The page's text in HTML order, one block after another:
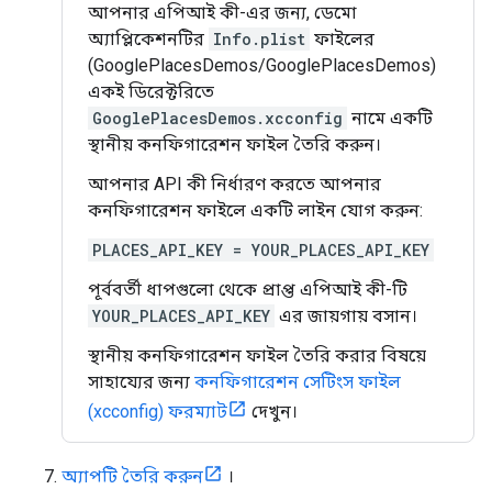
আপনার এপিআই কী-এর জন্য, ডেমো
অ্যাপ্লিকেশনটির Info.plist ফাইলের
(GooglePlacesDemos/GooglePlacesDemos)
একই ডিরেক্টরিতে
GooglePlacesDemos.xcconfig নামে একটি
স্থানীয় কনফিগারেশন ফাইল তৈরি করুন।
আপনার API কী নির্ধারণ করতে আপনার
কনফিগারেশন ফাইলে একটি লাইন যোগ করুন:
PLACES_API_KEY = YOUR_PLACES_API_KEY
পূর্ববর্তী ধাপগুলো থেকে প্রাপ্ত এপিআই কী-টি
YOUR_PLACES_API_KEY এর জায়গায় বসান।
স্থানীয় কনফিগারেশন ফাইল তৈরি করার বিষয়ে
সাহায্যের জন্য কনফিগারেশন সেটিংস ফাইল
(xcconfig) ফরম্যাট
দেখুন।
অ্যাপটি তৈরি করুন
।